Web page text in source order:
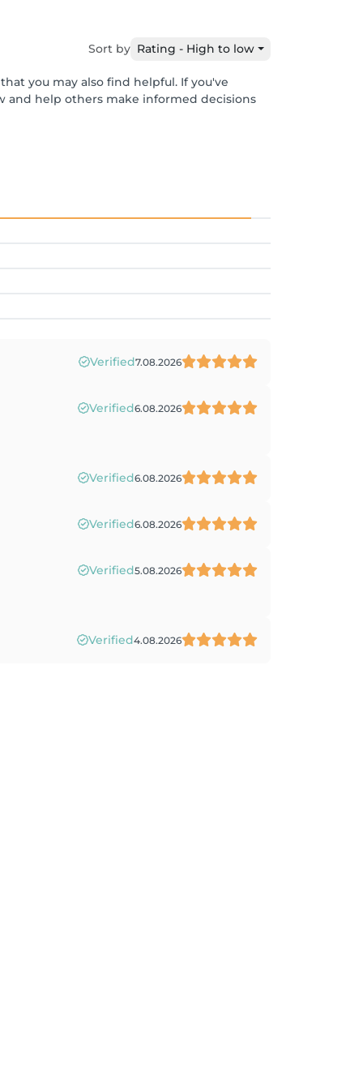
Sort by Rating - High to low
you may also find helpful. If you've
and help others make informed decisions
Verified7.08.2026
Verified6.08.2026
Verified6.08.2026
Verified6.08.2026
Verified5.08.2026
Verified4.08.2026